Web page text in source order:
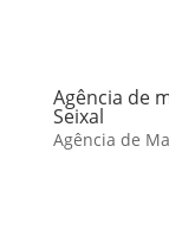
Agência de
Seixal
Agência de